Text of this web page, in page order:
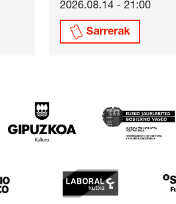
2026.08.14 - 21:00
Sarrerak